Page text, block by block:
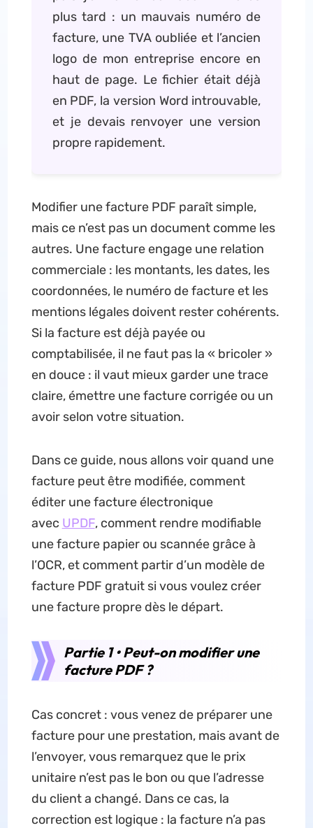
plus tard : un mauvais numéro de
facture, une TVA oubliée et l’ancien
logo de mon entreprise encore en
haut de page. Le fichier était déjà
en PDF, la version Word introuvable,
et je devais renvoyer une version
propre rapidement.
Modifier une facture PDF paraît simple,
mais ce n’est pas un document comme les
autres. Une facture engage une relation
commerciale : les montants, les dates, les
coordonnées, le numéro de facture et les
mentions légales doivent rester cohérents.
Si la facture est déjà payée ou
comptabilisée, il ne faut pas la « bricoler »
en douce : il vaut mieux garder une trace
claire, émettre une facture corrigée ou un
avoir selon votre situation.
Dans ce guide, nous allons voir quand une
facture peut être modifiée, comment
éditer une facture électronique
avec UPDF, comment rendre modifiable
une facture papier ou scannée grâce à
l’OCR, et comment partir d’un modèle de
facture PDF gratuit si vous voulez créer
une facture propre dès le départ.
Partie 1 • Peut-on modifier une
facture PDF ?
Cas concret : vous venez de préparer une
facture pour une prestation, mais avant de
l’envoyer, vous remarquez que le prix
unitaire n’est pas le bon ou que l’adresse
du client a changé. Dans ce cas, la
correction est logique : la facture n’a pas